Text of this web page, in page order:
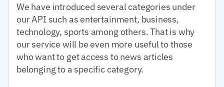
We have introduced several categories under
our API such as entertainment, business,
technology, sports among others. That is why
our service will be even more useful to those
who want to get access to news articles
belonging to a specific category.